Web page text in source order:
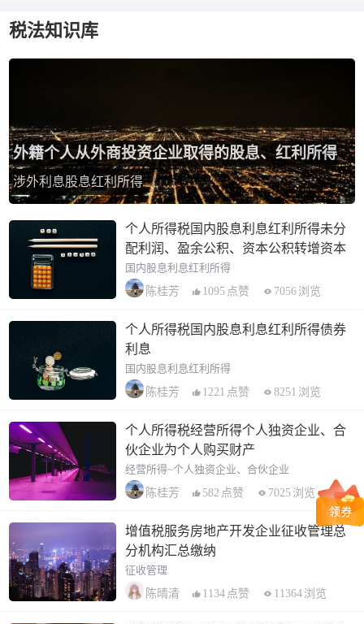
税法知识库
外籍个人从外商投资企业取得的股息、红利所得
涉外利息股息红利所得
个人所得税国内股息利息红利所得未分
配利润、盈余公积、资本公积转增资本
国内股息利息红利所得
陈桂芳
1095 点赞 7056 浏览
个人所得税国内股息利息红利所得债券
利息
国内股息利息红利所得
陈桂芳
1221 点赞 8251 浏览
个人所得税经营所得个人独资企业、合
伙企业为个人购买财产
经营所得~个人独资企业、合伙企业
陈桂芳
582 点赞 7025 浏览
增值税服务房地产开发企业征收管理总
分机构汇总缴纳
征收管理
陈晴清
1134 点赞 11364 浏览